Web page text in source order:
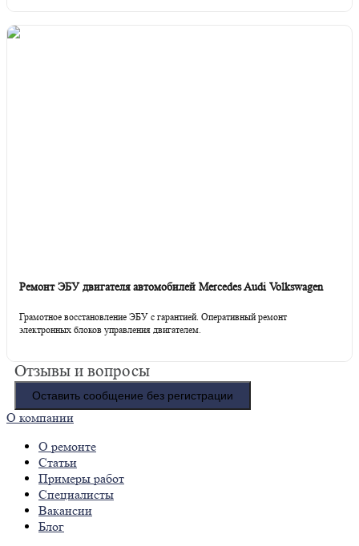
Ремонт ЭБУ двигателя автомобилей Mercedes Audi Volkswagen
Грамотное восстановление ЭБУ с гарантией. Оперативный ремонт
электронных блоков управления двигателем.
Отзывы и вопросы
Оставить сообщение без регистрации
О компании
О ремонте
Статьи
Примеры работ
Специалисты
Вакансии
Блог